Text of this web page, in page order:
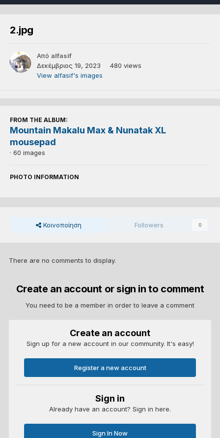
2.jpg
Από alfasif
Δεκέμβριος 19, 2023
480 views
View alfasif's images
FROM THE ALBUM:
Mountain Makalu Max & Nunatak XL
mousepad
· 60 images
PHOTO INFORMATION
Κοινοποίηση Followers 0
There are no comments to display.
Create an account or sign in to comment
You need to be a member in order to leave a comment
Create an account
Sign up for a new account in our community. It's easy!
Register a new account
Sign in
Already have an account? Sign in here.
Sign In Now